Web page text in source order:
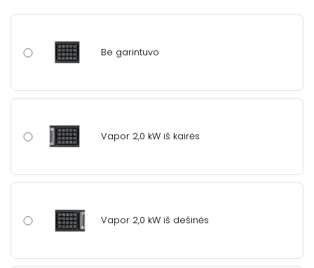
Be garintuvo
Vapor 2,0 kW iš kairės
Vapor 2,0 kW iš dešinės